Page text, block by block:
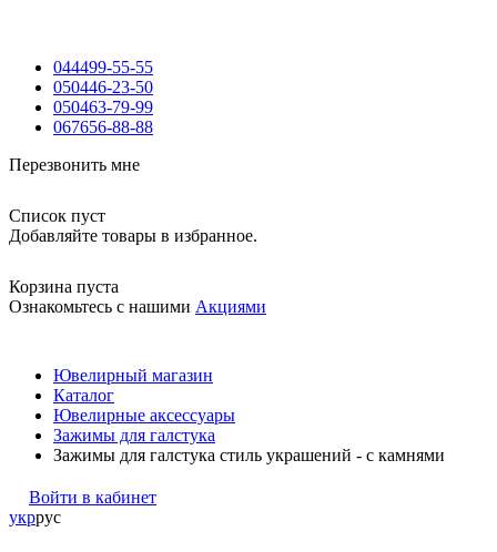
044499-55-55
050446-23-50
050463-79-99
067656-88-88
Перезвонить мне
Список пуст
Добавляйте товары в избранное.
Корзина пуста
Ознакомьтесь с нашими Акциями
Ювелирный магазин
Каталог
Ювелирные аксессуары
Зажимы для галстука
Зажимы для галстука стиль украшений - с камнями
Войти в кабинет
укррус